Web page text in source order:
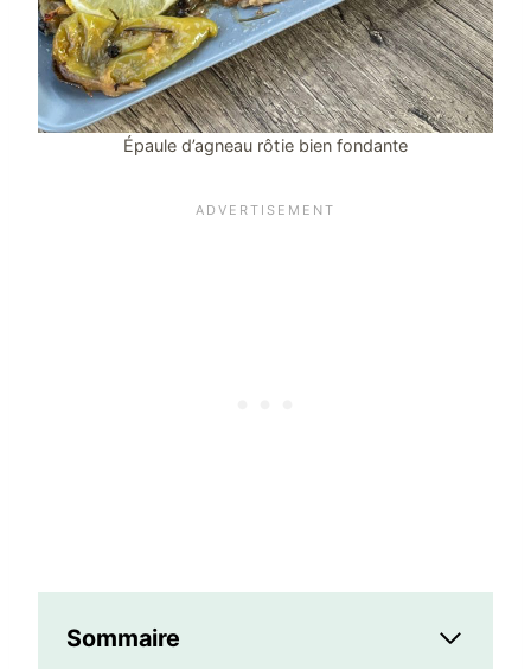
Épaule d’agneau rôtie bien fondante
Sommaire